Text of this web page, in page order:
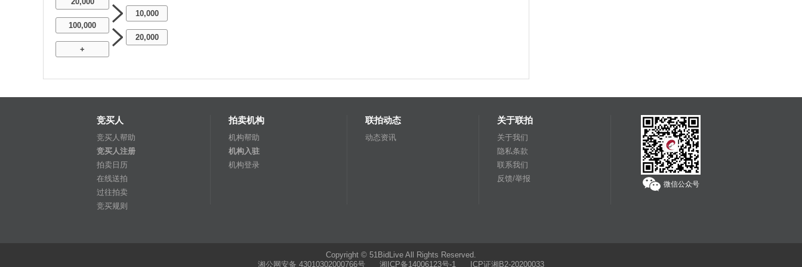
10,000
100,000
20,000
+
竞买人
竞买人帮助
竞买人注册
拍卖日历
在线送拍
过往拍卖
竞买规则
拍卖机构
机构帮助
机构入驻
机构登录
联拍动态
动态资讯
关于联拍
关于我们
隐私条款
联系我们
反馈/举报
微信公众号
Copyright © 51BidLive All Rights Reserved.
湘公网安备 43010302000766号 湘ICP备14006123号-1 ICP证湘B2-20200033